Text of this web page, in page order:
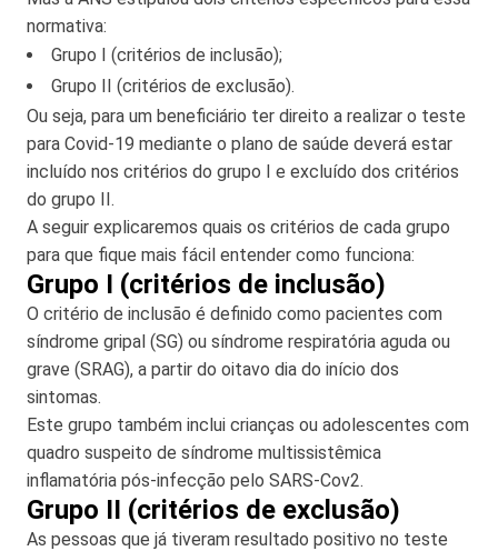
normativa:
Grupo I (critérios de inclusão);
Grupo II (critérios de exclusão).
Ou seja, para um beneficiário ter direito a realizar o teste
para Covid-19 mediante o plano de saúde deverá estar
incluído nos critérios do grupo I e excluído dos critérios
do grupo II.
A seguir explicaremos quais os critérios de cada grupo
para que fique mais fácil entender como funciona:
Grupo I (critérios de inclusão)
O critério de inclusão é definido como pacientes com
síndrome gripal (SG) ou síndrome respiratória aguda ou
grave (SRAG), a partir do oitavo dia do início dos
sintomas.
Este grupo também inclui crianças ou adolescentes com
quadro suspeito de síndrome multissistêmica
inflamatória pós-infecção pelo SARS-Cov2.
Grupo II (critérios de exclusão)
As pessoas que já tiveram resultado positivo no teste